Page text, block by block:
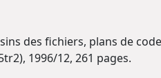
des fichiers, plans de
1996/12, 261 pages.